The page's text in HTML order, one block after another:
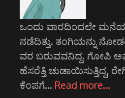
ಒಂದು ವಾರದಿಂದಲೇ
ನಡೆದಿತ್ತು. ತಂಗಿಯನ್ನು
ವರ ಬರುವವನಿದ್ದ. ಗೋಪಿ
ಹೆಸರೆತ್ತಿ ಚುಡಾಯಿಸುತ್ತಿದ್ದ,
ಕೆಂಪಗೆ… Read more…